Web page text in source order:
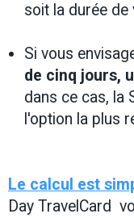
soit la durée
Si vous
de cinq jours,
dans ce cas, la
l'option la plus
Le calcul est
Day TravelCard